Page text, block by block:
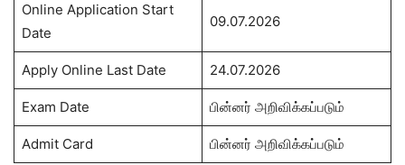
Online Application Start
Date
09.07.2026
Apply Online Last Date 24.07.2026
Exam Date பின்னர் அறிவிக்கப்படும்
Admit Card பின்னர் அறிவிக்கப்படும்